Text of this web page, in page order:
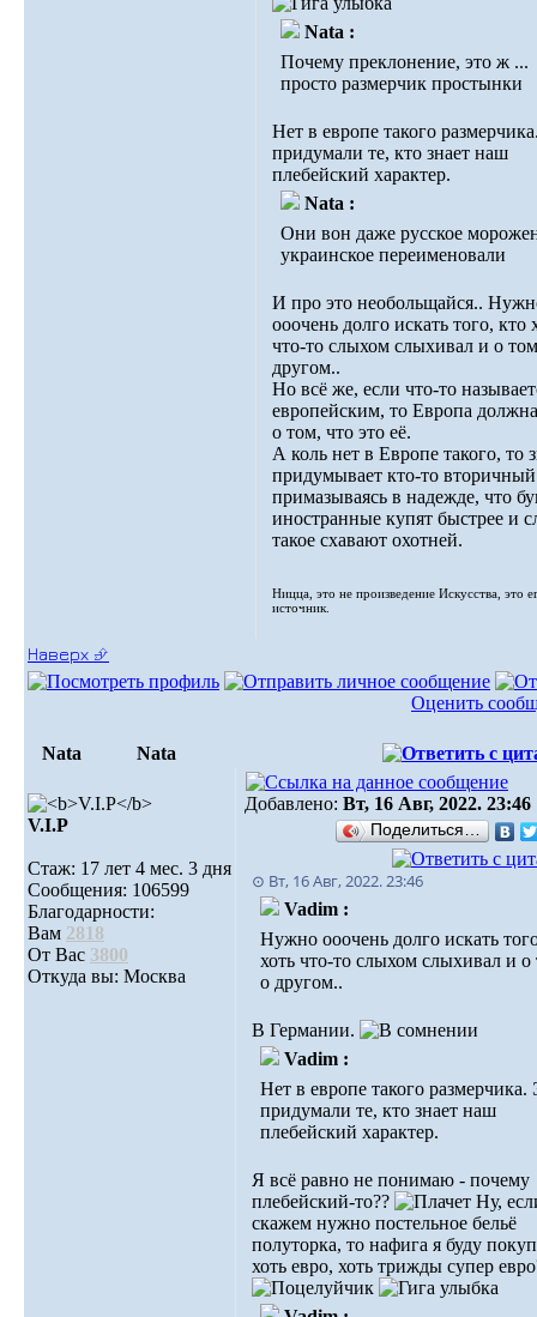
Nata :
Почему преклонение, это ж ...
просто размерчик простынки
Нет в европе такого
придумали те, кто знает наш
плебейский характер.
Nata :
Они вон даже русское
украинское переименовали
И про это необольщайся..
ооочень долго искать того, кто
что-то слыхом слыхивал и о
другом..
Но всё же, если что-то
европейским, то Европа
о том, что это её.
А коль нет в Европе такого, то
придумывает кто-то вторичный
примазываясь в надежде, что
иностранные купят быстрее и
такое схавают охотней.
Ницца, это не произведение Искусства, это
источник.
Наверх ⮵
Оценить
Nata Nata
V.I.Р
Стаж: 17 лет 4 мес. 3 дня
Сообщения: 106599
Благодарности:
Вам 2818
От Вас 3800
Откуда вы: Москва
Добавлено: Вт, 16 Авг, 2022. 23:46
Поделиться…
⊙ Вт, 16 Авг, 2022. 23:46
Vadim :
Нужно ооочень долго искать
хоть что-то слыхом слыхивал и о
о другом..
В Германии.
Vadim :
Нет в европе такого размерчика.
придумали те, кто знает наш
плебейский характер.
Я всё равно не понимаю - почему
плебейский-то??
Ну,
скажем нужно постельное бельё
полуторка, то нафига я буду
хоть евро, хоть трижды супер